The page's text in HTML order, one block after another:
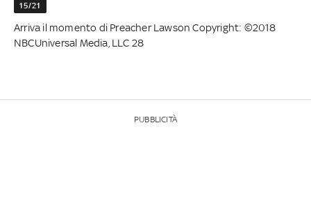
15/21
Arriva il momento di Preacher Lawson Copyright: ©2018
NBCUniversal Media, LLC 28
PUBBLICITÀ